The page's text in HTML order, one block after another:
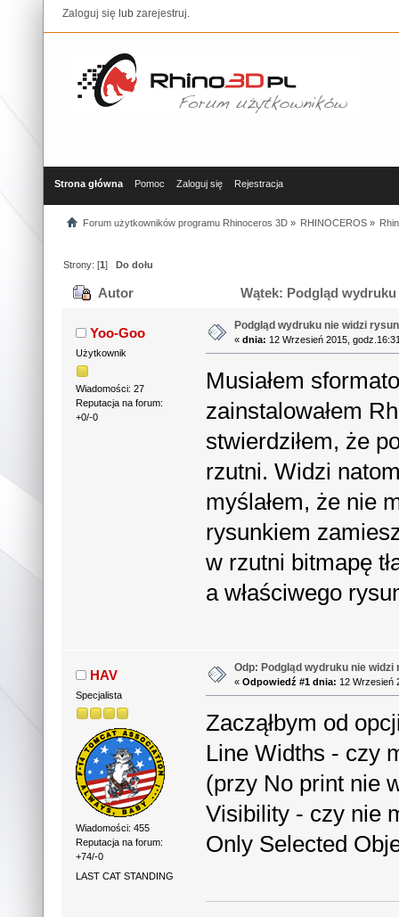
Zaloguj się lub zarejestruj.
Strona główna Pomoc Zaloguj się Rejestracja
Forum użytkowników programu Rhinoceros 3D» RHINOCEROS»
Strony: [1]Do dołu
Autor Wątek: Podgląd
Yoo-Goo
Użytkownik
Wiadomości: 27
Reputacja na forum:
+0/-0
Podgląd wydruku nie widzi
«dnia: 12 Wrzesień 2015,
Musiałem
zainstalowałem
stwierdziłem, że
rzutni. Widzi
myślałem, że nie
rysunkiem
w rzutni bitmapę
a właściwego
HAV
Specjalista
Wiadomości: 455
Reputacja na forum:
+74/-0
LAST CAT STANDING
Odp: Podgląd wydruku nie
«Odpowiedź #1 dnia: 12 Wrzesień
Zacząłbym od
Line Widths - czy
(przy No print nie
Visibility - czy nie
Only Selected